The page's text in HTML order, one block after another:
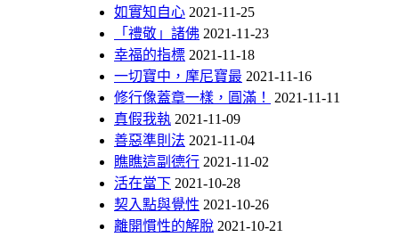
如實知自心 2021-11-25
「禮敬」諸佛 2021-11-23
幸福的指標 2021-11-18
一切寶中，摩尼寶最 2021-11-16
修行像蓋章一樣，圓滿！
2021-11-11
真假我執 2021-11-09
善惡準則法 2021-11-04
瞧瞧這副德行 2021-11-02
活在當下 2021-10-28
契入點與覺性 2021-10-26
離開慣性的解脫 2021-10-21